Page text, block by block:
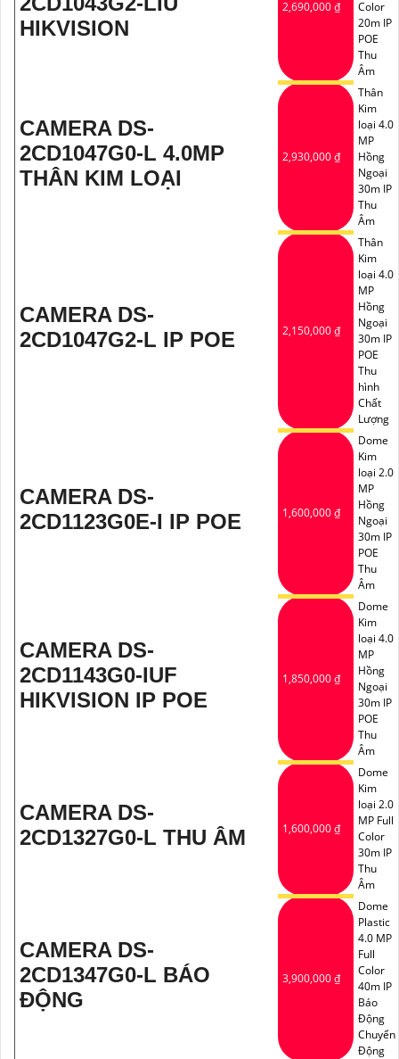
HIKVISION
2,690,000 ₫
Color
20m IP
POE
Thu
Âm
CAMERA DS-
2CD1047G0-L 4.0MP
THÂN KIM LOẠI
2,930,000 ₫
Thân
Kim
loại 4.0
MP
Hồng
Ngoại
30m IP
Thu
Âm
CAMERA DS-
2CD1047G2-L IP POE
2,150,000 ₫
Thân
Kim
loại 4.0
MP
Hồng
Ngoại
30m IP
POE
Thu
hình
Chất
Lượng
CAMERA DS-
2CD1123G0E-I IP POE
1,600,000 ₫
Dome
Kim
loại 2.0
MP
Hồng
Ngoại
30m IP
POE
Thu
Âm
CAMERA DS-
2CD1143G0-IUF
HIKVISION IP POE
1,850,000 ₫
Dome
Kim
loại 4.0
MP
Hồng
Ngoại
30m IP
POE
Thu
Âm
CAMERA DS-
2CD1327G0-L THU ÂM
1,600,000 ₫
Dome
Kim
loại 2.0
MP Full
Color
30m IP
Thu
Âm
CAMERA DS-
2CD1347G0-L BÁO
ĐỘNG
3,900,000 ₫
Dome
Plastic
4.0 MP
Full
Color
40m IP
Báo
Động
Chuyển
Động